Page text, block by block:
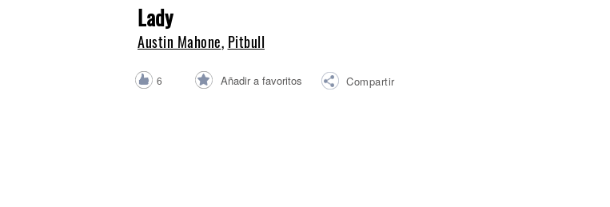
Lady
Austin Mahone, Pitbull
6 Añadir a favoritos Compartir